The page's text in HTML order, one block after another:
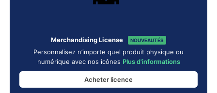
Merchandising License NOUVEAUTÉS
Personnalisez n’importe quel produit physique ou
numérique avec nos icônes Plus d'informations
Acheter licence